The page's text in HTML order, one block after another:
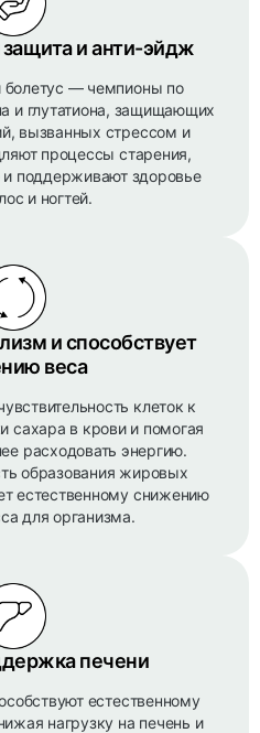
и анти-эйдж
болетус — чемпионы по
и глутатиона, защищающих
вызванных стрессом и
процессы старения,
поддерживают здоровье
и ногтей.
и способствует
веса
клеток к
сахара в крови и помогая
расходовать энергию.
образования жировых
естественному снижению
для организма.
печени
естественному
нагрузку на печень и